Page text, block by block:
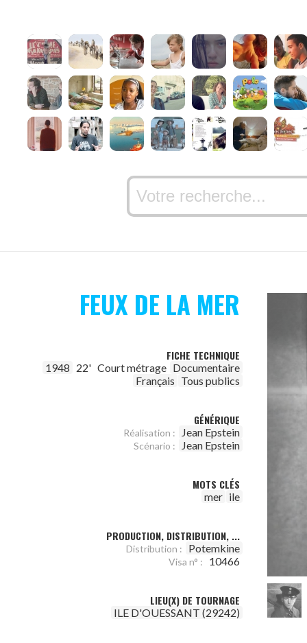
FEUX DE LA MER
FICHE TECHNIQUE
1948 22' Court métrage Documentaire
Français Tous publics
GÉNÉRIQUE
Réalisation : Jean Epstein
Scénario : Jean Epstein
MOTS CLÉS
mer ile
PRODUCTION, DISTRIBUTION, ...
Distribution : Potemkine
Visa n° : 10466
LIEU(X) DE TOURNAGE
ILE D'OUESSANT (29242)